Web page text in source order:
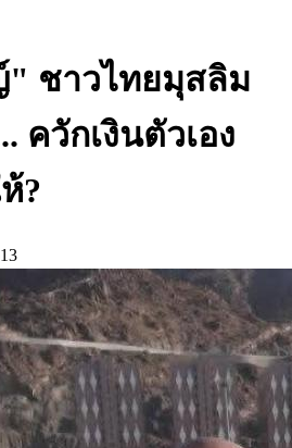
" ชาวไทยมุสลิม
ควักเงินตัวเอง
?